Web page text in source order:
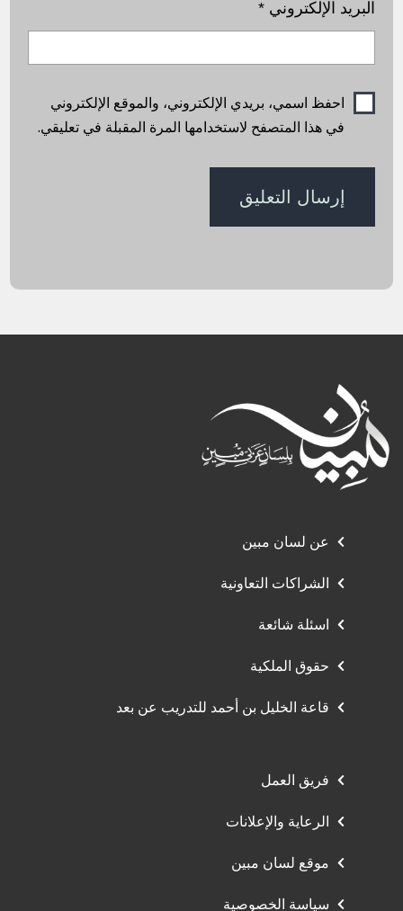
البريد الإلكتروني*
احفظ اسمي، بريدي الإلكتروني، والموقع الإلكتروني
في هذا المتصفح لاستخدامها المرة المقبلة في تعليقي.
عن لسان مبين
الشراكات التعاونية
اسئلة شائعة
حقوق الملكية
قاعة الخليل بن أحمد للتدريب عن بعد
فريق العمل
الرعاية والإعلانات
موقع لسان مبين
سياسة الخصوصية